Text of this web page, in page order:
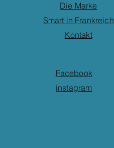
Die Marke
Smart in Frankreich
Kontakt
Facebook
instagram